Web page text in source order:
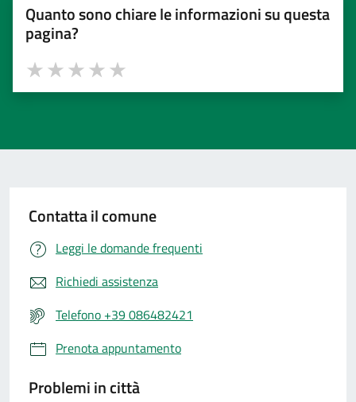
Quanto sono chiare le informazioni su questa
pagina?
Valuta 5 stelle su 5
Valuta 4 stelle su 5
Valuta 3 stelle su 5
Valuta 2 stelle su 5
Valuta 1 stelle su 5
Contatta il comune
Leggi le domande frequenti
Richiedi assistenza
Telefono +39 086482421
Prenota appuntamento
Problemi in città